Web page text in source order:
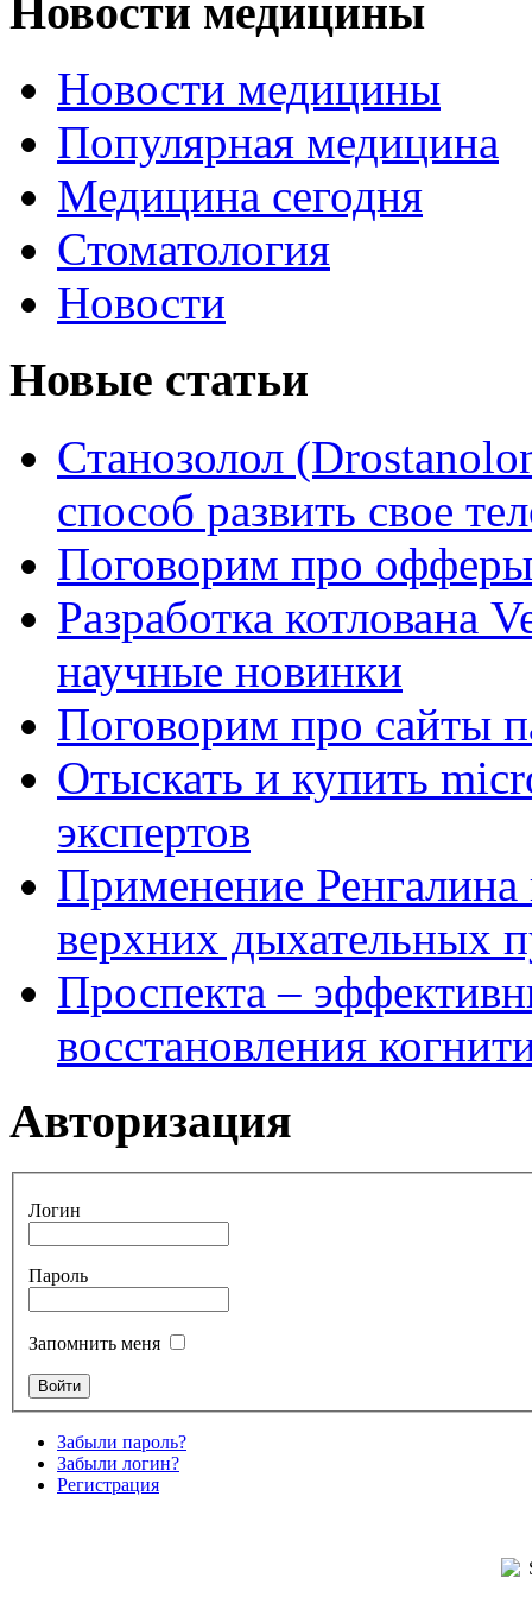
Новости медицины
Новости медицины
Популярная медицина
Медицина сегодня
Стоматология
Новости
Новые статьи
Станозолол
способ развить свое
Поговорим про
Разработка котлована
научные новинки
Поговорим про сайты
Отыскать и купить
экспертов
Применение Ренгалина
верхних дыхательных
Проспекта –
восстановления
Авторизация
Логин
Пароль
Запомнить меня
Забыли пароль?
Забыли логин?
Регистрация